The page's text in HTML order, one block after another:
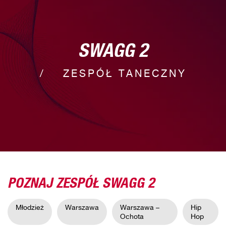
SWAGG 2
ZESPÓŁ TANECZNY
POZNAJ ZESPÓŁ SWAGG 2
Młodzież Warszawa
Warszawa –
Ochota
Hip
Hop